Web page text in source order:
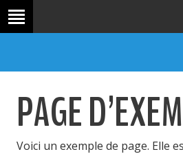
PAGE
Voici un exemple de page. Elle